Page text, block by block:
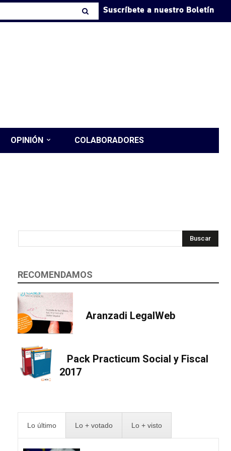
Suscríbete a nuestro Boletín
OPINIÓN COLABORADORES
Buscar
RECOMENDAMOS
Aranzadi LegalWeb
Pack Practicum Social y Fiscal
2017
Lo último Lo + votado Lo + visto